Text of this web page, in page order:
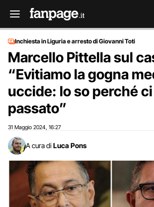
Inchiesta in Liguria e arresto di Giovanni Toti
Marcello Pittella sul
“Evitiamo la gogna
uccide: lo so perché
passato”
31 Maggio 2024 16:27
A cura di Luca Pons